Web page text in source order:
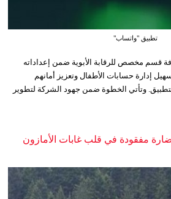
تطبيق "واتساب"
قسم مخصص للرقابة الأبوية ضمن إعداداته
إدارة حسابات الأطفال وتعزيز أمانهم
وتأتي الخطوة ضمن جهود الشركة لتطوير
مفقودة في قلب غابات الأمازون